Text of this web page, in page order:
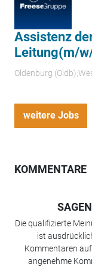
Assistenz
Leitung(m/
Oldenburg
weitere Jobs
KOMMENTARE
Die qualifizierte
ist
Kommentaren
angenehme